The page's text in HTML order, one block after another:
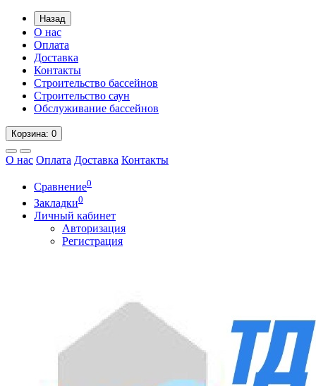
Назад
О нас
Оплата
Доставка
Контакты
Строительство бассейнов
Строительство саун
Обслуживание бассейнов
Корзина: 0
О нас Оплата Доставка Контакты
Сравнение0
Закладки0
Личный кабинет
Авторизация
Регистрация